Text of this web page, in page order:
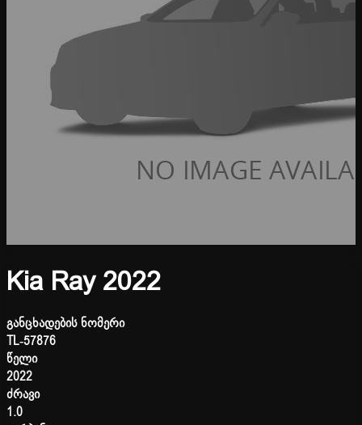
Kia Ray 2022
განცხადების ნომერი
TL-57876
წელი
2022
ძრავი
1.0